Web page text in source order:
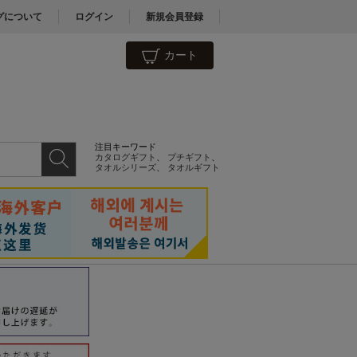
について ログイン 新規会員登録
カート
注目キーワード
カタログギフト
プチギフト
タオルシリーズ
タオルギフト